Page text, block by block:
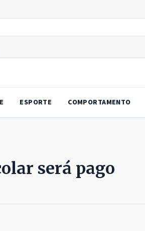
ESPORTE COMPORTAMENTO
será pago